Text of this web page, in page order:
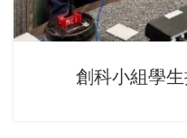
創科小組學